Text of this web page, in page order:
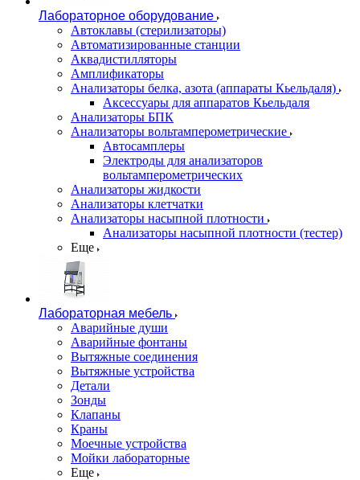
Лабораторное оборудование
Автоклавы (стерилизаторы)
Автоматизированные станции
Аквадистилляторы
Амплификаторы
Анализаторы белка, азота (аппараты Кьельдаля)
Аксессуары для аппаратов Кьельдаля
Анализаторы БПК
Анализаторы вольтамперометрические
Автосамплеры
Электроды для анализаторов
вольтамперометрических
Анализаторы жидкости
Анализаторы клетчатки
Анализаторы насыпной плотности
Анализаторы насыпной плотности (тестер)
Еще
Лабораторная мебель
Аварийные души
Аварийные фонтаны
Вытяжные соединения
Вытяжные устройства
Детали
Зонды
Клапаны
Краны
Моечные устройства
Мойки лабораторные
Еще